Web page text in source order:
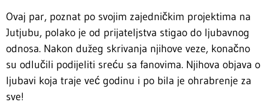
Ovaj par, poznat po svojim zajedničkim projektima na
Jutjubu, polako je od prijateljstva stigao do ljubavnog
odnosa. Nakon dužeg skrivanja njihove veze, konačno
su odlučili podijeliti sreću sa fanovima. Njihova objava o
ljubavi koja traje već godinu i po bila je ohrabrenje za
sve!